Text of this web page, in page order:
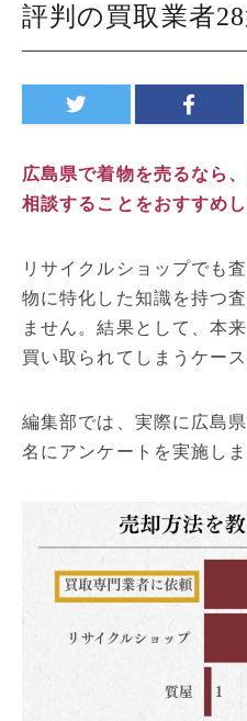
評判の買取業者28
広島県で着物を売るなら
相談することをおすすめし
リサイクルショップでも
物に特化した知識を持つ
ません。結果として、本
買い取られてしまうケース
編集部では、実際に広島
名にアンケートを実施しま